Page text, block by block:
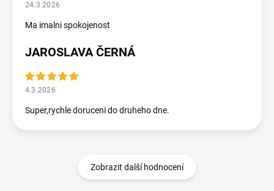
24.3.2026
Ma imalni spokojenost
JAROSLAVA ČERNÁ
4.3.2026
Super,rychle doruceni do druheho dne.
Zobrazit další hodnocení